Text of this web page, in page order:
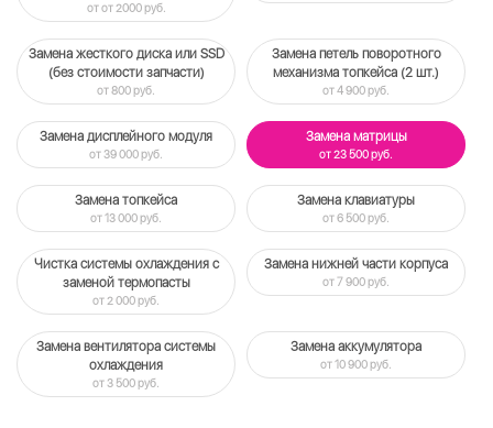
от от 2000 руб.
Замена жесткого диска или SSD
(без стоимости запчасти)
от 800 руб.
Замена петель поворотного
механизма топкейса (2 шт.)
от 4 900 руб.
Замена дисплейного модуля
от 39 000 руб.
Замена матрицы
от 23 500 руб.
Замена топкейса
от 13 000 руб.
Замена клавиатуры
от 6 500 руб.
Чистка системы охлаждения c
заменой термопасты
от 2 000 руб.
Замена нижней части корпуса
от 7 900 руб.
Замена вентилятора системы
охлаждения
от 3 500 руб.
Замена аккумулятора
от 10 900 руб.